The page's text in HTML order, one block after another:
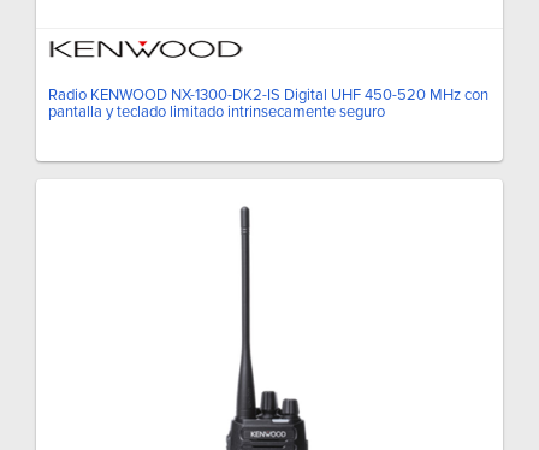
Radio KENWOOD NX-1300-DK2-IS Digital UHF 450-520 MHz con
pantalla y teclado limitado intrinsecamente seguro